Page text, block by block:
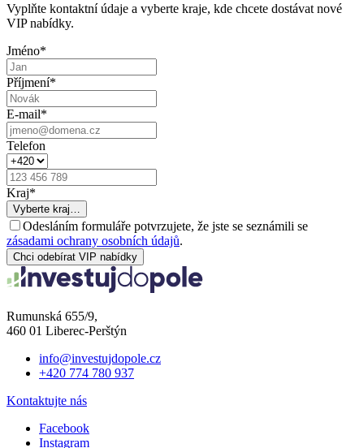
Vyplňte kontaktní údaje a vyberte kraje, kde chcete dostávat nové
VIP nabídky.
Jméno*
Příjmení*
E-mail*
Telefon
Kraj*
Vyberte kraj…
Odesláním formuláře potvrzujete, že jste se seznámili se
zásadami ochrany osobních údajů.
Chci odebírat VIP nabídky
Rumunská 655/9,
460 01 Liberec-Perštýn
info@investujdopole.cz
+420 774 780 937
Kontaktujte nás
Facebook
Instagram